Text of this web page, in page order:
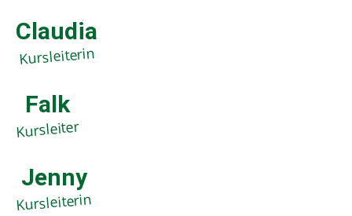
Claudia
Kursleiterin
Falk
Kursleiter
Jenny
Kursleiterin